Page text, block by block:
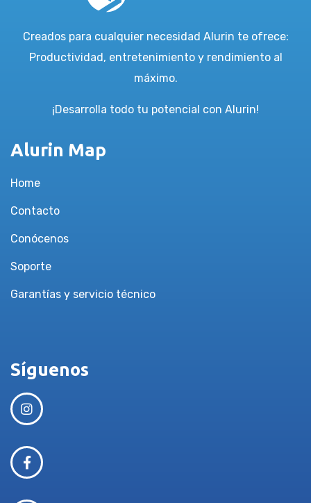
Creados para cualquier necesidad Alurin te ofrece:
Productividad, entretenimiento y rendimiento al
máximo.
¡Desarrolla todo tu potencial con Alurin!
Alurin Map
Home
Contacto
Conócenos
Soporte
Garantías y servicio técnico
Síguenos